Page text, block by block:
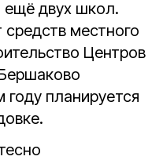
ещё двух школ.
местного
Центров
планируется